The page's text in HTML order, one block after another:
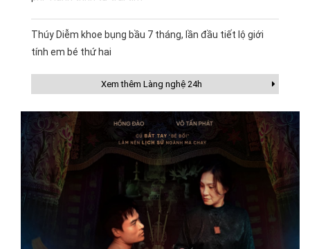
Thúy Diễm khoe bụng bầu 7 tháng, lần đầu tiết lộ giới
tính em bé thứ hai
Xem thêm Làng nghệ 24h